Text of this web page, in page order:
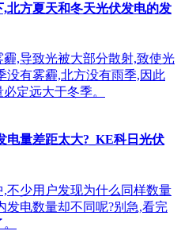
北方夏天和冬天光伏发电的发
,导致光被大部分散射,致使光
没有雾霾,北方没有雨季,因此
定远大于冬季。
电量差距太大?_KE科日光伏
不少用户发现为什么同样数量
发电数量却不同呢?别急,看完